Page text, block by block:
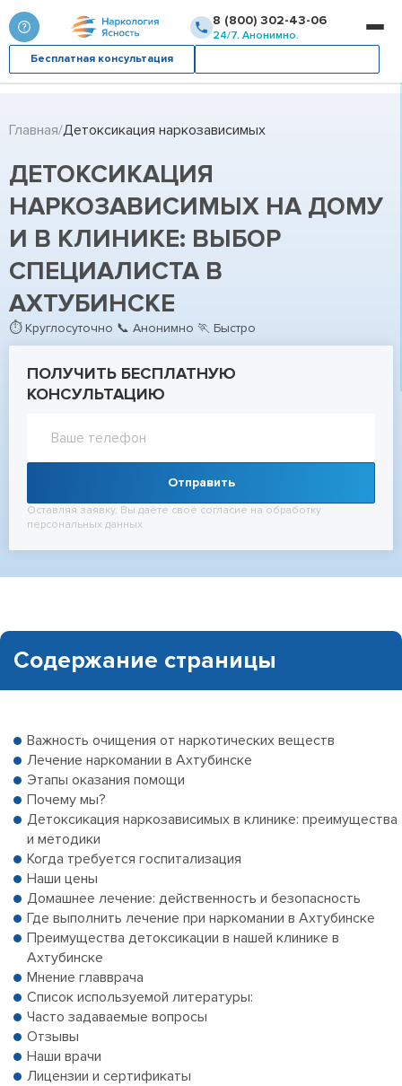
8 (800) 302-43-06
24/7. Анонимно.
Бесплатная консультация
Главная Детоксикация наркозависимых
ДЕТОКСИКАЦИЯ
НАРКОЗАВИСИМЫХ НА ДОМУ
И В КЛИНИКЕ: ВЫБОР
СПЕЦИАЛИСТА В
АХТУБИНСКЕ
⏱ Круглосуточно 📞 Анонимно 🏃 Быстро
ПОЛУЧИТЬ БЕСПЛАТНУЮ
КОНСУЛЬТАЦИЮ
Отправить
Оставляя заявку, Вы даёте своё согласие на обработку
персональных данных
Содержание страницы
Важность очищения от наркотических веществ
Лечение наркомании в Ахтубинске
Этапы оказания помощи
Почему мы?
Детоксикация наркозависимых в клинике: преимущества
и методики
Когда требуется госпитализация
Наши цены
Домашнее лечение: действенность и безопасность
Где выполнить лечение при наркомании в Ахтубинске
Преимущества детоксикации в нашей клинике в
Ахтубинске
Мнение главврача
Список используемой литературы:
Часто задаваемые вопросы
Отзывы
Наши врачи
Лицензии и сертификаты